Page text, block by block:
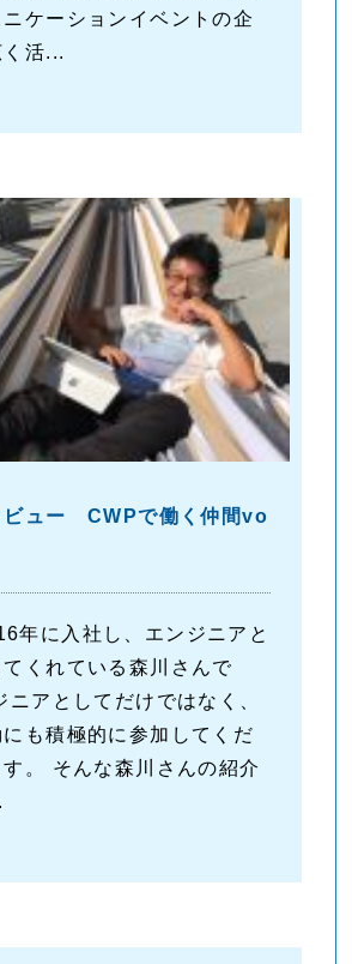
ケーションイベントの企
活...
ビュー CWPで働く仲間vo
年に入社し、エンジニアと
てくれている森川さんで
ニアとしてだけではなく、
も積極的に参加してくだ
。 そんな森川さんの紹介